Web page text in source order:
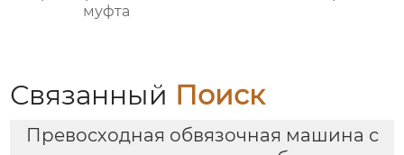
муфта
Связанный Поиск
Превосходная обвязочная машина с